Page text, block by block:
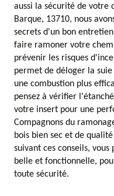
aussi la sécurité de votre
Barque, 13710, nous
secrets d'un bon
faire ramoner votre
prévenir les risques
permet de déloger la
une combustion plus
pensez à vérifier
votre insert pour une
Compagnons du
bois bien sec et de
suivant ces conseils,
belle et fonctionnelle,
toute sécurité.